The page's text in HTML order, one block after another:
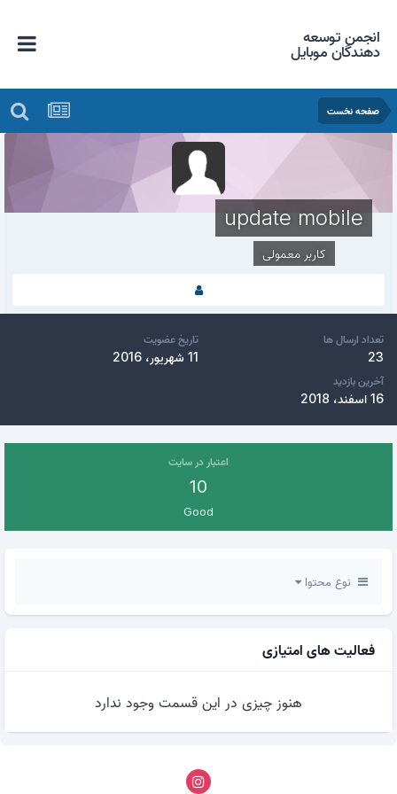
انجمن توسعه
دهندگان موبایل
صفحه نخست
update mobile
کاربر معمولی
تعداد ارسال ها
23
تاریخ عضویت
11 شهریور، 2016
آخرین بازدید
16 اسفند، 2018
اعتبار در سایت
10
Good
نوع محتوا
فعالیت های امتیازی
هنوز چیزی در این قسمت وجود ندارد